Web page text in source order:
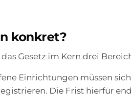
konkret?
Gesetz im Kern drei
Einrichtungen müssen
Die Frist hierfür